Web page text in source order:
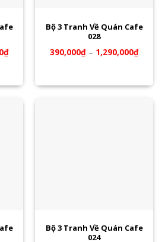
₫
Bộ 3 Tranh Về Quán Cafe
028
390,000₫– 1,290,000₫
Bộ 3 Tranh Về Quán Cafe
024